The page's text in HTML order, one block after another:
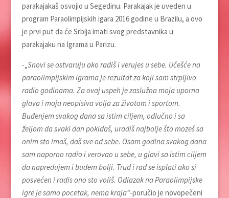
parakajakaš osvojio u Segedinu. Parakajak je uveden u
program Paraolimpijskih igara 2016 godine u Brazilu, a ovo
je prvi put da će Srbija imati svog predstavnika u
parakajaku na Igrama u Parizu.
-„Snovi se ostvaruju ako radiš i verujes u sebe. Učešće na
paraolimpijskim igrama je rezultat za koji sam strpljivo
radio godinama. Za ovaj uspeh je zaslužna moja uporna
glava i moja neopisiva volja za životom i sportom.
Buđenjem svakog dana sa istim ciljem, odlučno i sa
željom da svaki dan pokidaš, uradiš najbolje što mozeš sa
onim sto imaš, daš sve od sebe. Osam godina svakog dana
sam naporno radio i verovao u sebe, u glavi sa istim ciljem
da napredujem i budem bolji. Trud i rad se isplati ako si
posvećen i radis ono sto voliš. Odlazak na Paraolimpijske
igre je samo pocetak, nema kraja“-poručio je novopečeni